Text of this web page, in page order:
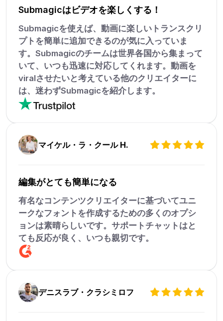
Submagicはビデオを楽しくする！
Submagicを使えば、動画に楽しいトランスクリ
プトを簡単に追加できるのが気に入っていま
す。Submagicのチームは世界各国から集まって
いて、いつも迅速に対応してくれます。動画を
viralさせたいと考えている他のクリエイターに
は、迷わずSubmagicを紹介します。
マイケル・ラ・クール H.
編集がとても簡単になる
有名なコンテンツクリエイターに基づいてユニ
ークなフォントを作成するための多くのオプシ
ョンは素晴らしいです。サポートチャットはと
ても反応が良く、いつも親切です。
デニスラブ・クラシミロフ